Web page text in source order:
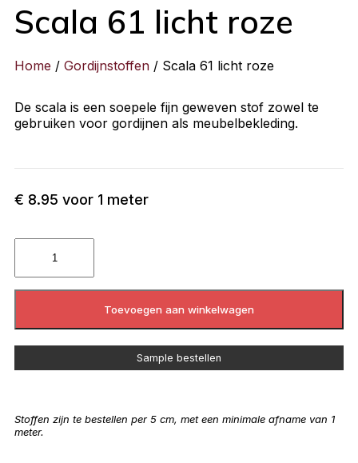
Scala 61 licht roze
Home / Gordijnstoffen / Scala 61 licht roze
De scala is een soepele fijn geweven stof zowel te
gebruiken voor gordijnen als meubelbekleding.
€ 8.95 voor 1 meter
Toevoegen aan winkelwagen
Sample bestellen
Stoffen zijn te bestellen per 5 cm, met een minimale afname van 1
meter.